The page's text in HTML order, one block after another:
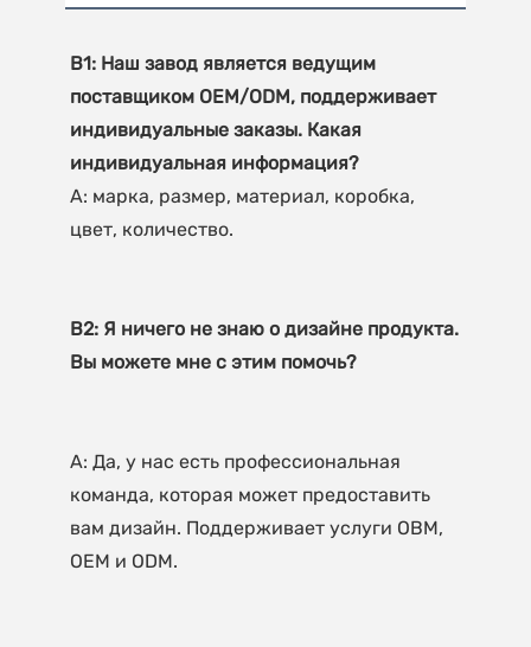
В1: Наш завод является ведущим
поставщиком OEM/ODM, поддерживает
индивидуальные заказы. Какая
А: марка, размер, материал, коробка,
В2: Я ничего не знаю о дизайне продукта.
Вы можете мне с этим помочь?
A: Да, у нас есть профессиональная
команда, которая может предоставить
вам дизайн. Поддерживает услуги OBM,